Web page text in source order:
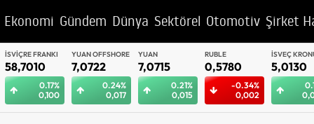
Ekonomi Gündem Dünya Sektörel Otomotiv Şirket
YUAN OFFSHORE
7,0722
0.24%
0,017
YUAN
7,0715
0.21%
0,015
RUBLE
0,5780
-0.34%
0,002
İSVEÇ KRONU
5,0130
0.18%
0,009
BAE DIRHEMI
12,9958